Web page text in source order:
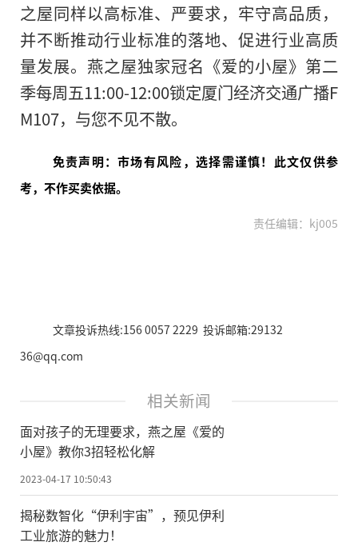
之屋同样以高标准、严要求，牢守高品质，
并不断推动行业标准的落地、促进行业高质
量发展。燕之屋独家冠名《爱的小屋》第二
季每周五11:00-12:00锁定厦门经济交通广播F
M107，与您不见不散。
免责声明：市场有风险，选择需谨慎！此文仅供参
考，不作买卖依据。
责任编辑：kj005
文章投诉热线:156 0057 2229 投诉邮箱:29132
36@qq.com
相关新闻
面对孩子的无理要求，燕之屋《爱的
小屋》教你3招轻松化解
2023-04-17 10:50:43
揭秘数智化“伊利宇宙”，预见伊利
工业旅游的魅力！